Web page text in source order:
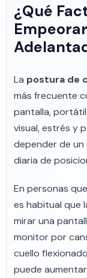
¿Qué
La postura de
más frecuente
pantalla,
visual, estrés y
depender de
diaria de
En personas
es habitual que
mirar una
monitor por
cuello
puede